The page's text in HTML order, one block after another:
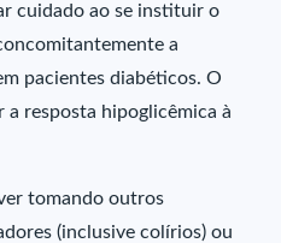
cuidado ao se instituir o
a
pacientes diabéticos. O
resposta hipoglicêmica à
tomando outros
(inclusive colírios) ou